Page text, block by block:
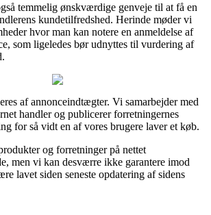
temmelig ønskværdige genveje til at få en
kundetilfredshed. Herinde møder vi
hvor man kan notere en anmeldelse af
som ligeledes bør udnyttes til vurdering af
af annonceindtægter. Vi samarbejder med
handler og publicerer forretningernes
for så vidt en af vores brugere laver et køb.
og forretninger på nettet
men vi kan desværre ikke garantere imod
lavet siden seneste opdatering af sidens